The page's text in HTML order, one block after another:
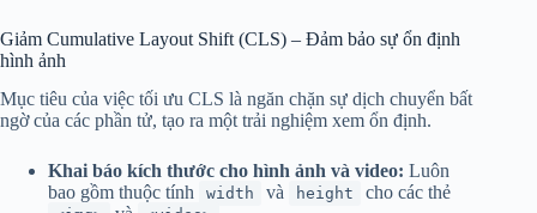
Giảm Cumulative Layout Shift (CLS) – Đảm bảo sự ổn định
hình ảnh
Mục tiêu của việc tối ưu CLS là ngăn chặn sự dịch chuyển bất
ngờ của các phần tử, tạo ra một trải nghiệm xem ổn định.
Khai báo kích thước cho hình ảnh và video: Luôn
bao gồm thuộc tính
width và height cho các thẻ